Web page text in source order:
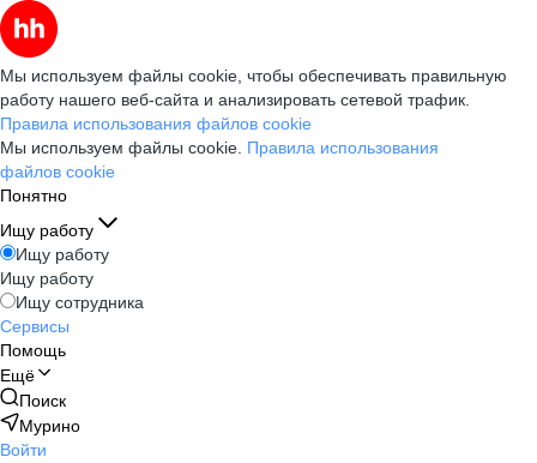
Мы используем файлы cookie, чтобы обеспечивать правильную
работу нашего веб-сайта и анализировать сетевой трафик.
Правила использования файлов cookie
Мы используем файлы cookie. Правила использования
файлов cookie
Понятно
Ищу работу
Ищу работу
Ищу работу
Ищу сотрудника
Сервисы
Помощь
Ещё
Поиск
Мурино
Войти